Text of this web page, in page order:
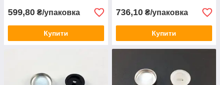
599,80 ₴/упаковка
Купити
736,10 ₴/упаковка
Купити